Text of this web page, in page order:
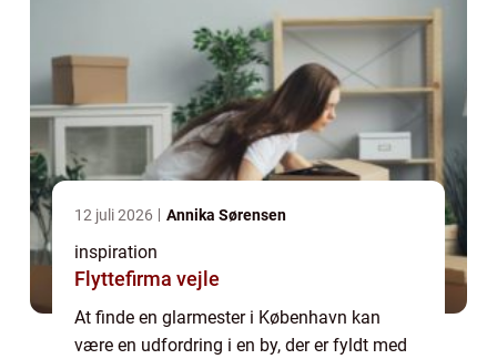
12 juli 2026 Annika Sørensen
inspiration
Flyttefirma vejle
At finde en glarmester i København kan
være en udfordring i en by, der er fyldt med